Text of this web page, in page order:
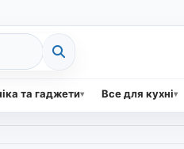
та гаджети Все для кухні